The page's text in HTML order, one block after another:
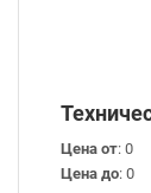
Цена от: 0
Цена до: 0